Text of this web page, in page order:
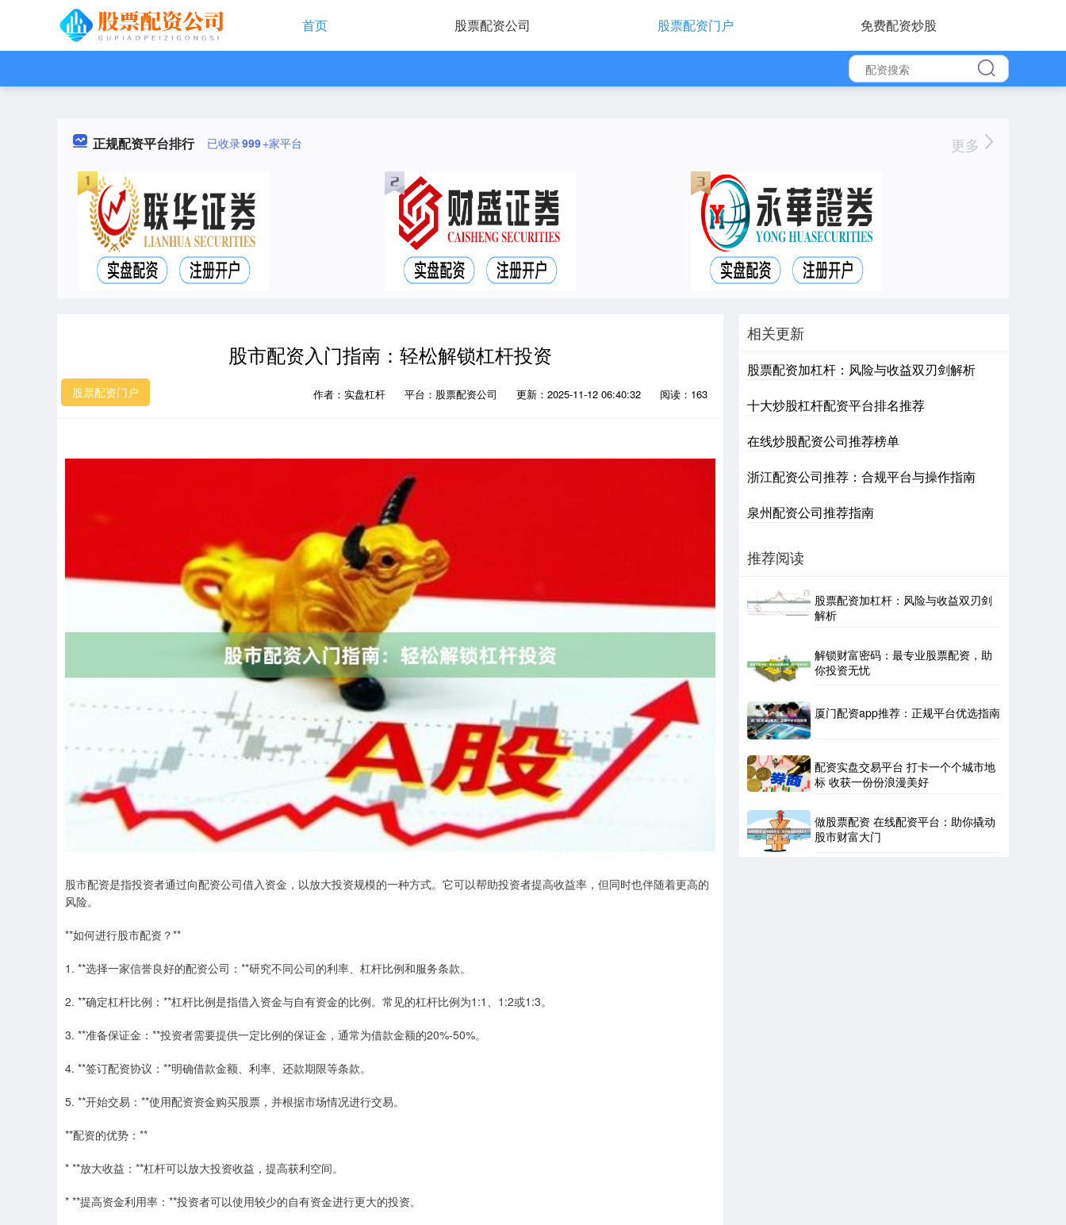
首页 股票配资公司 股票配资门户 免费配资炒股
正规配资平台排行 已收录999+家平台 更多
股市配资入门指南：轻松解锁杠杆投资
股票配资门户 作者：实盘杠杆 平台：股票配资公司 更新：2025-11-12 06:40:32 阅读：163
股市配资是指投资者通过向配资公司借入资金，以放大投资规模的一种方式。它可以帮助投资者提高收益率，但同时也伴随着更高的
风险。
**如何进行股市配资？**
1. **选择一家信誉良好的配资公司：**研究不同公司的利率、杠杆比例和服务条款。
2. **确定杠杆比例：**杠杆比例是指借入资金与自有资金的比例。常见的杠杆比例为1:1、1:2或1:3。
3. **准备保证金：**投资者需要提供一定比例的保证金，通常为借款金额的20%-50%。
4. **签订配资协议：**明确借款金额、利率、还款期限等条款。
5. **开始交易：**使用配资资金购买股票，并根据市场情况进行交易。
**配资的优势：**
* **放大收益：**杠杆可以放大投资收益，提高获利空间。
* **提高资金利用率：**投资者可以使用较少的自有资金进行更大的投资。
相关更新
股票配资加杠杆：风险与收益双刃剑解析
十大炒股杠杆配资平台排名推荐
在线炒股配资公司推荐榜单
浙江配资公司推荐：合规平台与操作指南
泉州配资公司推荐指南
推荐阅读
股票配资加杠杆：风险与收益双刃剑
解析
解锁财富密码：最专业股票配资，助
你投资无忧
厦门配资app推荐：正规平台优选指南
配资实盘交易平台 打卡一个个城市地
标 收获一份份浪漫美好
做股票配资 在线配资平台：助你撬动
股市财富大门